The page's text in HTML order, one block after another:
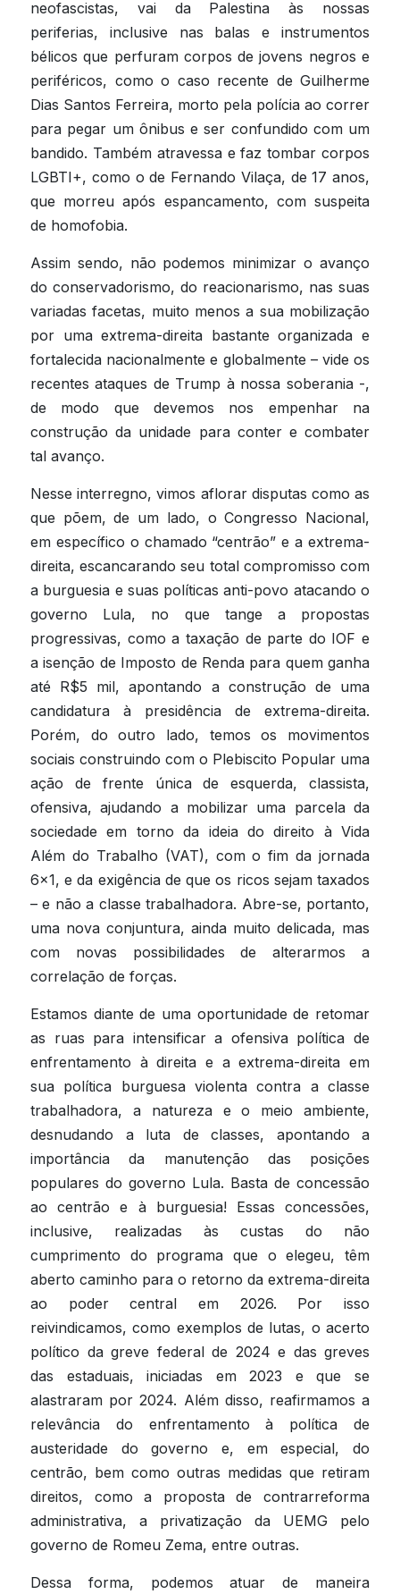
neofascistas, vai da Palestina às nossas
periferias, inclusive nas balas e instrumentos
bélicos que perfuram corpos de jovens negros e
periféricos, como o caso recente de Guilherme
Dias Santos Ferreira, morto pela polícia ao correr
para pegar um ônibus e ser confundido com um
bandido. Também atravessa e faz tombar corpos
LGBTI+, como o de Fernando Vilaça, de 17 anos,
que morreu após espancamento, com suspeita
de homofobia.
Assim sendo, não podemos minimizar o avanço
do conservadorismo, do reacionarismo, nas suas
variadas facetas, muito menos a sua mobilização
por uma extrema-direita bastante organizada e
fortalecida nacionalmente e globalmente – vide os
recentes ataques de Trump à nossa soberania -,
de modo que devemos nos empenhar na
construção da unidade para conter e combater
tal avanço.
Nesse interregno, vimos aflorar disputas como as
que põem, de um lado, o Congresso Nacional,
em específico o chamado “centrão” e a extrema-
direita, escancarando seu total compromisso com
a burguesia e suas políticas anti-povo atacando o
governo Lula, no que tange a propostas
progressivas, como a taxação de parte do IOF e
a isenção de Imposto de Renda para quem ganha
até R$5 mil, apontando a construção de uma
candidatura à presidência de extrema-direita.
Porém, do outro lado, temos os movimentos
sociais construindo com o Plebiscito Popular uma
ação de frente única de esquerda, classista,
ofensiva, ajudando a mobilizar uma parcela da
sociedade em torno da ideia do direito à Vida
Além do Trabalho (VAT), com o fim da jornada
6×1, e da exigência de que os ricos sejam taxados
– e não a classe trabalhadora. Abre-se, portanto,
uma nova conjuntura, ainda muito delicada, mas
com novas possibilidades de alterarmos a
correlação de forças.
Estamos diante de uma oportunidade de retomar
as ruas para intensificar a ofensiva política de
enfrentamento à direita e a extrema-direita em
sua política burguesa violenta contra a classe
trabalhadora, a natureza e o meio ambiente,
desnudando a luta de classes, apontando a
importância da manutenção das posições
populares do governo Lula. Basta de concessão
ao centrão e à burguesia! Essas concessões,
inclusive, realizadas às custas do não
cumprimento do programa que o elegeu, têm
aberto caminho para o retorno da extrema-direita
ao poder central em 2026. Por isso
reivindicamos, como exemplos de lutas, o acerto
político da greve federal de 2024 e das greves
das estaduais, iniciadas em 2023 e que se
alastraram por 2024. Além disso, reafirmamos a
relevância do enfrentamento à política de
austeridade do governo e, em especial, do
centrão, bem como outras medidas que retiram
direitos, como a proposta de contrarreforma
administrativa, a privatização da UEMG pelo
governo de Romeu Zema, entre outras.
Dessa forma, podemos atuar de maneira